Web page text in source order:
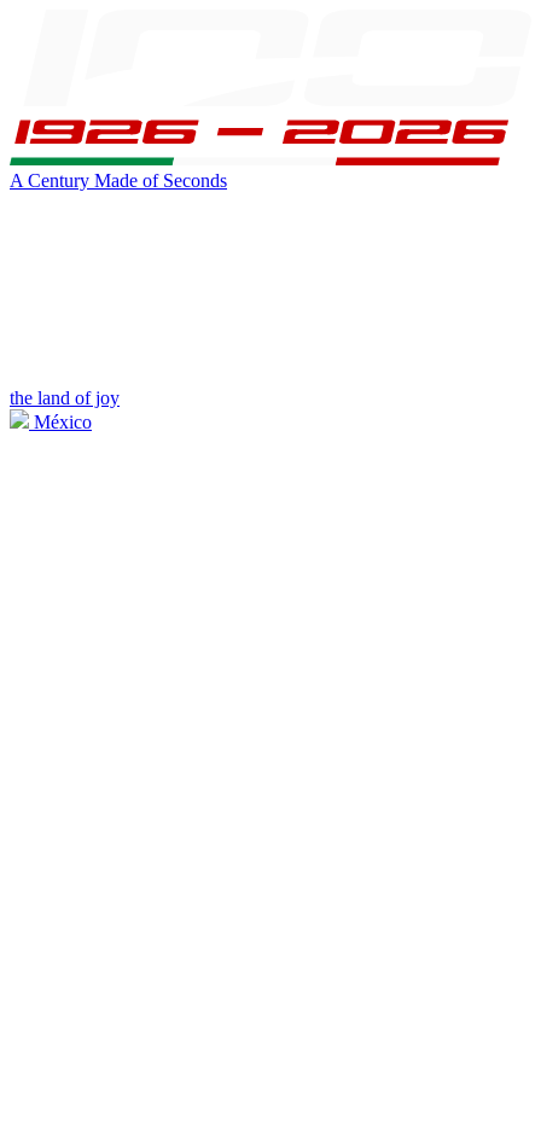
A Century Made of Seconds
the land of joy
México